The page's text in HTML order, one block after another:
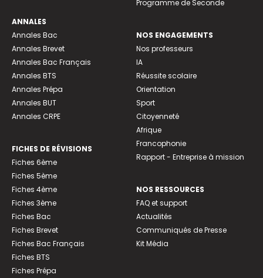
ANNALES
Annales Bac
Annales Brevet
Annales Bac Français
Annales BTS
Annales Prépa
Annales BUT
Annales CRPE
FICHES DE RÉVISIONS
Fiches 6ème
Fiches 5ème
Fiches 4ème
Fiches 3ème
Fiches Bac
Fiches Brevet
Fiches Bac Français
Fiches BTS
Fiches Prépa
Programme de Seconde
NOS ENGAGEMENTS
Nos professeurs
IA
Réussite scolaire
Orientation
Sport
Citoyenneté
Afrique
Francophonie
Rapport - Entreprise à mission
NOS RESSOURCES
FAQ et support
Actualités
Communiqués de Presse
Kit Média